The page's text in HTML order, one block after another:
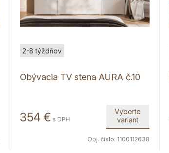
Obývacia TV stena AURA č.10
2-8 týždňov
354 € s DPH
Vyberte
variant
Obj. čislo: 1100112638